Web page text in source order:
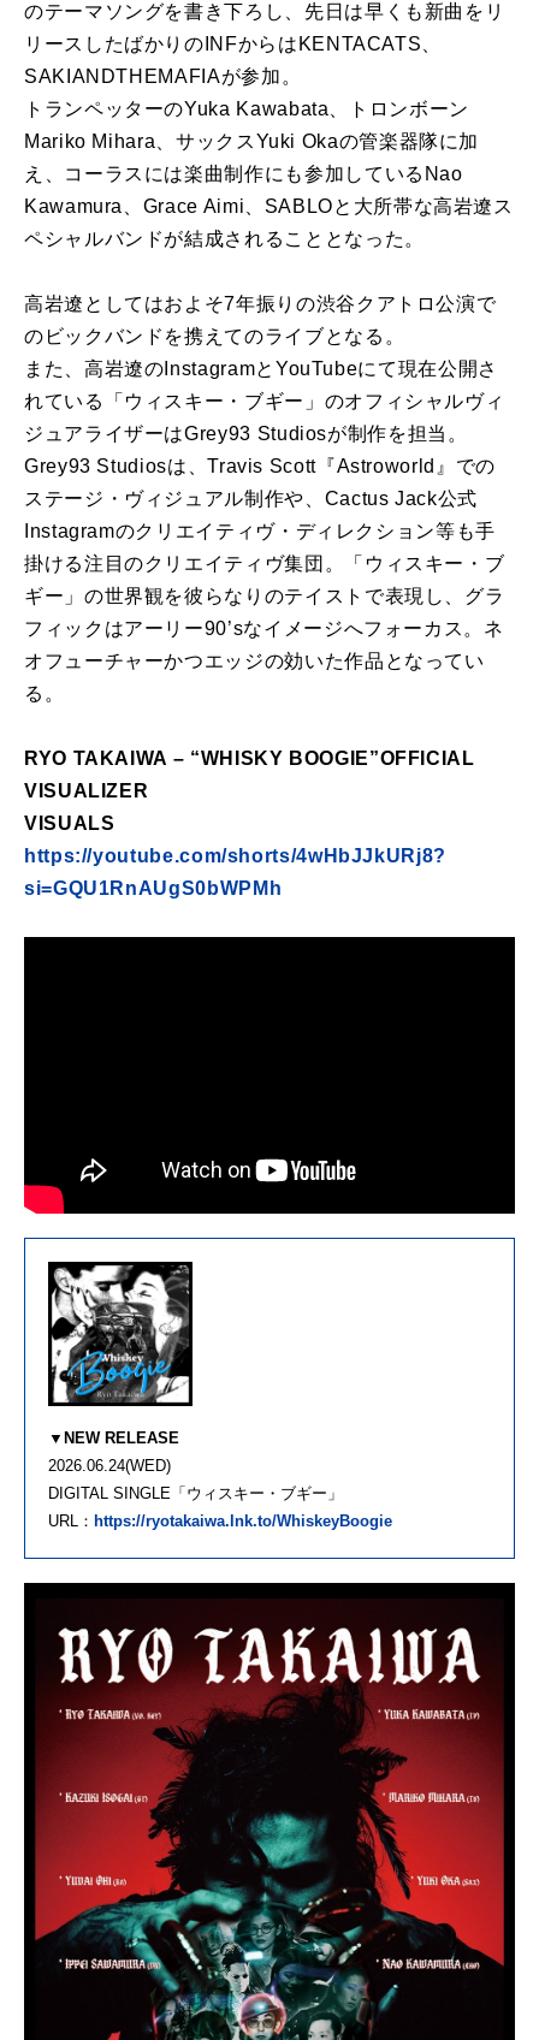
のテーマソングを書き下ろし、先日は早くも新曲をリ
リースしたばかりのINFからはKENTACATS、
SAKIANDTHEMAFIAが参加。
トランペッターのYuka Kawabata、トロンボーン
Mariko Mihara、サックスYuki Okaの管楽器隊に加
え、コーラスには楽曲制作にも参加しているNao
Kawamura、Grace Aimi、SABLOと大所帯な高岩遼ス
ペシャルバンドが結成されることとなった。
高岩遼としてはおよそ7年振りの渋谷クアトロ公演で
のビックバンドを携えてのライブとなる。
また、高岩遼のInstagramとYouTubeにて現在公開さ
れている「ウィスキー・ブギー」のオフィシャルヴィ
ジュアライザーはGrey93 Studiosが制作を担当。
Grey93 Studiosは、Travis Scott『Astroworld』での
ステージ・ヴィジュアル制作や、Cactus Jack公式
Instagramのクリエイティヴ・ディレクション等も手
掛ける注目のクリエイティヴ集団。「ウィスキー・ブ
ギー」の世界観を彼らなりのテイストで表現し、グラ
フィックはアーリー90’sなイメージへフォーカス。ネ
オフューチャーかつエッジの効いた作品となってい
る。
RYO TAKAIWA – “WHISKY BOOGIE”OFFICIAL
VISUALIZER
VISUALS
https://youtube.com/shorts/4wHbJJkURj8?
si=GQU1RnAUgS0bWPMh
▼NEW RELEASE
2026.06.24(WED)
DIGITAL SINGLE「ウィスキー・ブギー」
URL： https://ryotakaiwa.lnk.to/WhiskeyBoogie